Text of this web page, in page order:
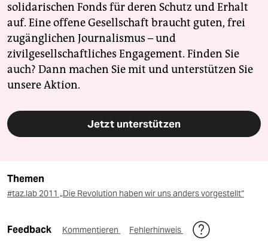
solidarischen Fonds für deren Schutz und Erhalt
auf. Eine offene Gesellschaft braucht guten, frei
zugänglichen Journalismus – und
zivilgesellschaftliches Engagement. Finden Sie
auch? Dann machen Sie mit und unterstützen Sie
unsere Aktion.
Jetzt unterstützen
Themen
#taz.lab 2011 „Die Revolution haben wir uns anders vorgestellt“
Feedback Kommentieren Fehlerhinweis